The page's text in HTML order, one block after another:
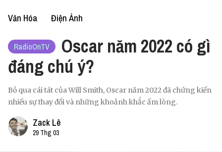
Văn Hóa Điện Ảnh
RadioOnTV
Oscar năm 2022 có gì
đáng chú ý?
Bỏ qua cái tát của Will Smith, Oscar năm 2022 đã chứng kiến
nhiếu sự thay đổi và những khoảnh khắc ấm lòng.
Zack Lê
29 Thg 03